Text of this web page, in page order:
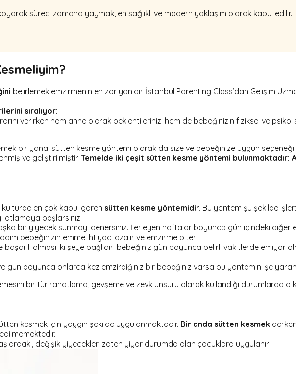
süreci zamana yaymak, en sağlıklı ve modern yaklaşım olarak kabul edilir.
belirlemek emzirmenin en zor yanıdır. İstanbul Parenting Class’dan Gelişim
sıralıyor:
verirken hem anne olarak beklentilerinizi hem de bebeğinizin fiziksel ve
bir yana, sütten kesme yöntemi olarak da size ve bebeğinize uygun seçeneği
ve geliştirilmiştir. Temelde iki çeşit sütten kesme yöntemi bulunmaktadır:
en çok kabul gören sütten kesme yöntemidir. Bu yöntem şu şekilde
başlarsınız.
bir yiyecek sunmayı denersiniz. İlerleyen haftalar boyunca gün içindeki diğer
bebeğinizin emme ihtiyacı azalır ve emzirme biter.
olması iki şeye bağlıdır: bebeğiniz gün boyunca belirli vakitlerde emiyor
gün boyunca onlarca kez emzirdiğiniz bir bebeğiniz varsa bu yöntemin işe
bir tür rahatlama, gevşeme ve zevk unsuru olarak kullandığı durumlarda o
kesmek için yaygın şekilde uygulanmaktadır. Bir anda sütten kesmek
değişik yiyecekleri zaten yiyor durumda olan çocuklara uygulanır.